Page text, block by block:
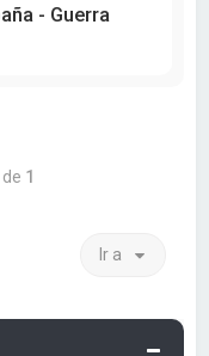
- Guerra
de 1
Ir a